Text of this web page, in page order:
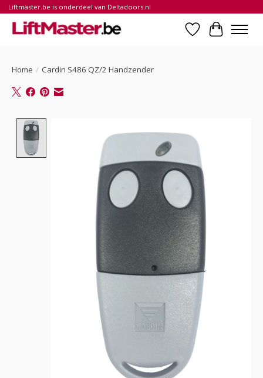
Liftmaster.be is onderdeel van Deltadoors.nl
Verlanglijst
Home / Cardin S486 QZ/2 Handzender